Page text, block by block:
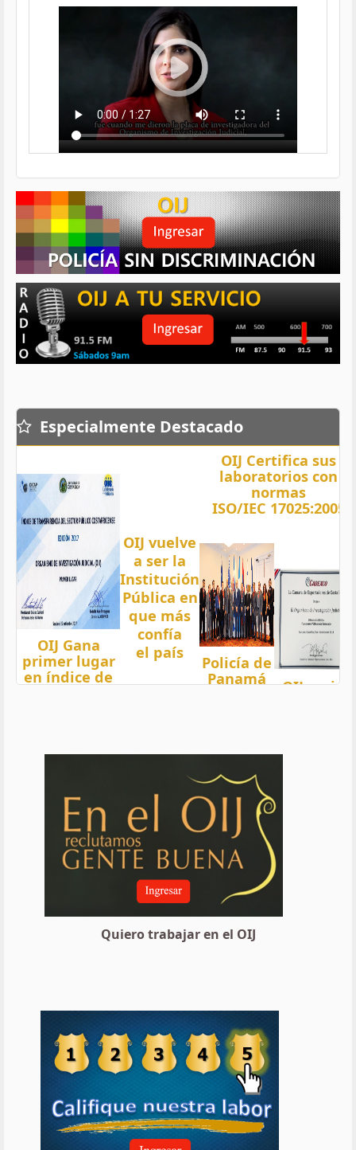
Especialmente Destacado
OIJ Gana
primer lugar
en índice de
OIJ vuelve
a ser la
Institución
Pública en
que más
confía
el país
OIJ Certifica sus
laboratorios con
normas
ISO/IEC 17025:2005
Policía de
Panamá
OIJ mejor
Quiero trabajar en el OIJ